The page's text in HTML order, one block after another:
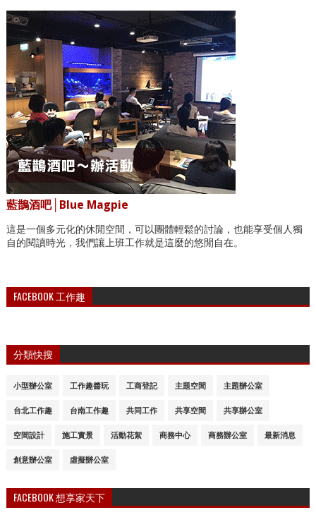
藍鵲酒吧│Blue Magpie
這是一個多元化的休閒空間，可以團體輕鬆的討論，也能享受個人獨
自的閱讀時光，我們讓上班工作就是這麼的悠閒自在。
FACEBOOK 工作趣
分類快搜
小型辦公室 工作趣醬玩 工商登記 主題空間 主題辦公室
台北工作趣 台南工作趣 共同工作 共享空間 共享辦公室
空間設計 施工實景 活動花絮 商務中心 商務辦公室 最新消息
創意辦公室 虛擬辦公室
FACEBOOK 想享家天下